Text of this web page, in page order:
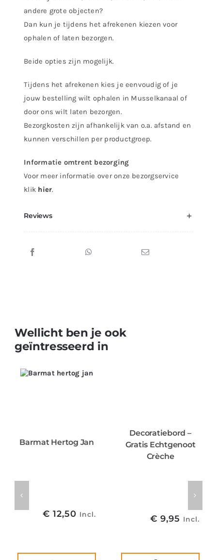
op
aantal
andere grote objecten?
Dan kun je tijdens het afrekenen kiezen voor
ophalen of laten bezorgen.
Beide opties zijn mogelijk.
Tijdens het afrekenen kies je eenvoudig of je
jouw bestelling wilt ophalen in Musselkanaal of
door ons wilt laten bezorgen.
Bezorgkosten zijn afhankelijk van o.a. afstand en
kunnen verschillen per productgroep.
Informatie omtrent bezorging
Voor meer informatie over onze bezorgservice
klik hier.
Reviews
Wellicht ben je ook
geïntresseerd in
Barmat Hertog Jan
€ 12,50 Incl.
Decoratiebord –
Gratis Echtgenoot
Crèche
€ 9,95 Incl.